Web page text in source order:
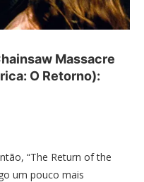
Massacre
O Retorno):
“The Return of the
um pouco mais